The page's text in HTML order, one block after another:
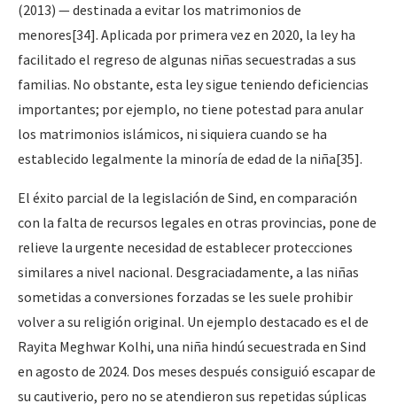
(2013) — destinada a evitar los matrimonios de
menores[34]. Aplicada por primera vez en 2020, la ley ha
facilitado el regreso de algunas niñas secuestradas a sus
familias. No obstante, esta ley sigue teniendo deficiencias
importantes; por ejemplo, no tiene potestad para anular
los matrimonios islámicos, ni siquiera cuando se ha
establecido legalmente la minoría de edad de la niña[35].
El éxito parcial de la legislación de Sind, en comparación
con la falta de recursos legales en otras provincias, pone de
relieve la urgente necesidad de establecer protecciones
similares a nivel nacional. Desgraciadamente, a las niñas
sometidas a conversiones forzadas se les suele prohibir
volver a su religión original. Un ejemplo destacado es el de
Rayita Meghwar Kolhi, una niña hindú secuestrada en Sind
en agosto de 2024. Dos meses después consiguió escapar de
su cautiverio, pero no se atendieron sus repetidas súplicas